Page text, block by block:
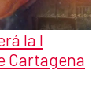
la I
Cartagena